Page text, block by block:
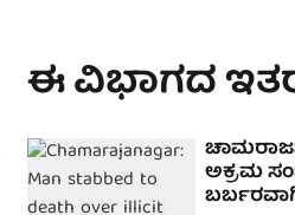
ಈ ವಿಭಾಗದ ಇತರ
ಅಕ್ರಮ